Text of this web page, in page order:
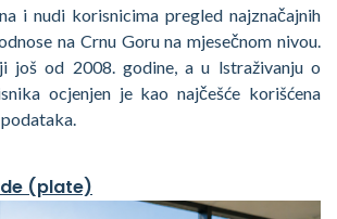
i nudi korisnicima pregled najznačajnih
na Crnu Goru na mjesečnom nivou.
još od 2008. godine, a u lstraživanju o
ocjenjen je kao najčešće korišćena
(plate)